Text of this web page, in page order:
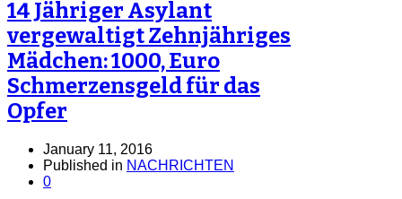
14 Jähriger Asylant
vergewaltigt Zehnjähriges
Mädchen: 1000, Euro
Schmerzensgeld für das
Opfer
January 11, 2016
Published in NACHRICHTEN
0